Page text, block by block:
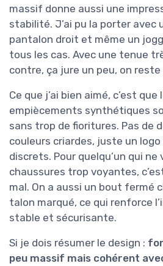
massif donne aussi une
stabilité. J’ai pu la porter avec
pantalon droit et même un
tous les cas. Avec une tenue
contre, ça jure un peu, on reste
Ce que j’ai bien aimé, c’est
empiècements synthétiques
sans trop de fioritures. Pas de
couleurs criardes, juste un
discrets. Pour quelqu’un qui ne
chaussures trop voyantes,
mal. On a aussi un bout fermé
talon marqué, ce qui renforce
stable et sécurisante.
Si je dois résumer le design :
peu massif mais cohérent